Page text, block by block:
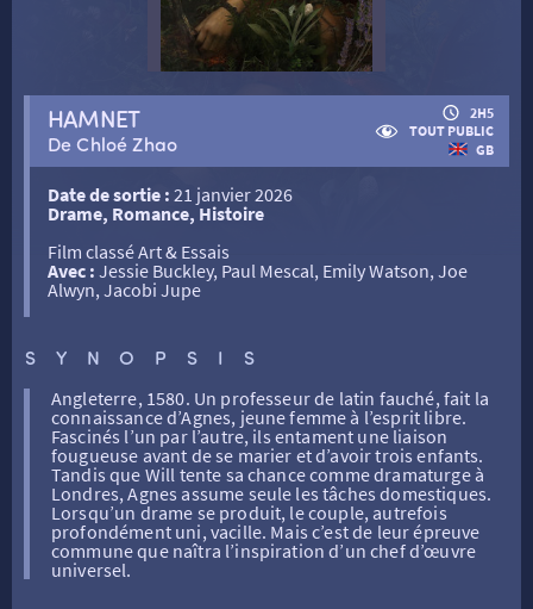
RETOUR
FILMS
RETOUR
SÉANCES SPÉCIALES
THÉ CINÉ
RÉTRO VISION
ATELIERS PRATIQUES
RETOUR
LA SÉLECTION DES AMIS DU CINÉMA & LES FILMS
D’ACTUALITÉS
LES DISPOSITIFS NATIONAUX
HISTORIQUE
NOS SALLES
HAMNET
De Chloé Zhao
2H5
TOUT PUBLIC
GB
Date de sortie : 21 janvier 2026
Drame, Romance, Histoire
Film classé Art & Essais
Avec : Jessie Buckley, Paul Mescal, Emily Watson, Joe
Alwyn, Jacobi Jupe
SYNOPSIS
Angleterre, 1580. Un professeur de latin fauché, fait la
connaissance d’Agnes, jeune femme à l’esprit libre.
Fascinés l’un par l’autre, ils entament une liaison
fougueuse avant de se marier et d’avoir trois enfants.
Tandis que Will tente sa chance comme dramaturge à
Londres, Agnes assume seule les tâches domestiques.
Lorsqu’un drame se produit, le couple, autrefois
profondément uni, vacille. Mais c’est de leur épreuve
commune que naîtra l’inspiration d’un chef d’œuvre
universel.